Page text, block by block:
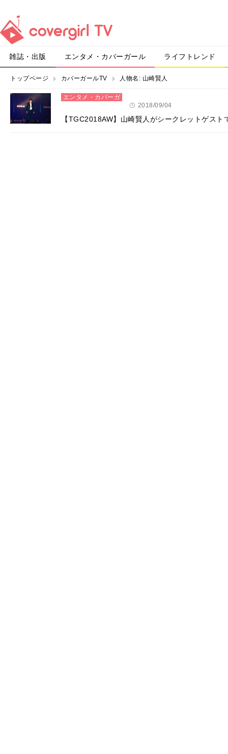
雑誌・出版 エンタメ・カバーガール ライフトレンド
トップページ カバーガールTV 人物名: 山崎賢人
エンタメ・カバーガ
2018/09/04
【TGC2018AW】山崎賢人がシークレットゲスト